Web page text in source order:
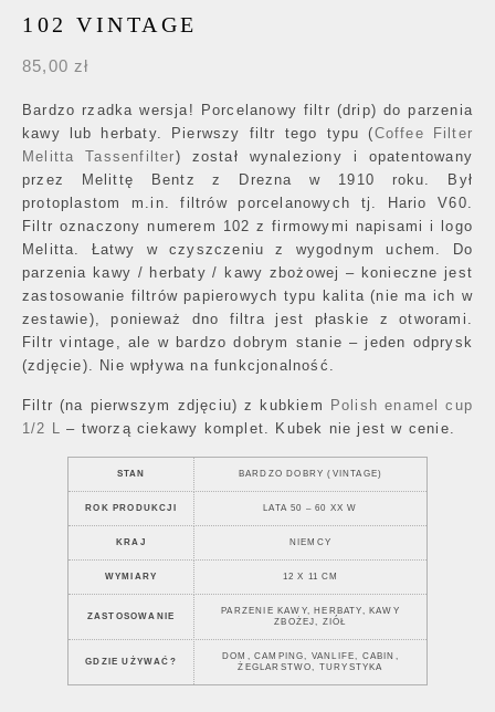
102 VINTAGE
85,00 zł
Bardzo rzadka wersja! Porcelanowy filtr (drip) do parzenia
kawy lub herbaty. Pierwszy filtr tego typu (Coffee Filter
Melitta Tassenfilter) został wynaleziony i opatentowany
przez Melittę Bentz z Drezna w 1910 roku. Był
protoplastom m.in. filtrów porcelanowych tj. Hario V60.
Filtr oznaczony numerem 102 z firmowymi napisami i logo
Melitta. Łatwy w czyszczeniu z wygodnym uchem. Do
parzenia kawy / herbaty / kawy zbożowej – konieczne jest
zastosowanie filtrów papierowych typu kalita (nie ma ich w
zestawie), ponieważ dno filtra jest płaskie z otworami.
Filtr vintage, ale w bardzo dobrym stanie – jeden odprysk
(zdjęcie). Nie wpływa na funkcjonalność.
Filtr (na pierwszym zdjęciu) z kubkiem
Polish enamel cup
1/2 L – tworzą ciekawy komplet. Kubek nie jest w cenie.
STAN BARDZO DOBRY (VINTAGE)
ROK PRODUKCJI LATA 50 – 60 XX W
KRAJ NIEMCY
WYMIARY 12 X 11 CM
ZASTOSOWANIE
PARZENIE KAWY, HERBATY, KAWY
ZBOŻEJ, ZIÓŁ
GDZIE UŻYWAĆ?
DOM, CAMPING, VANLIFE, CABIN,
ŻEGLARSTWO, TURYSTYKA